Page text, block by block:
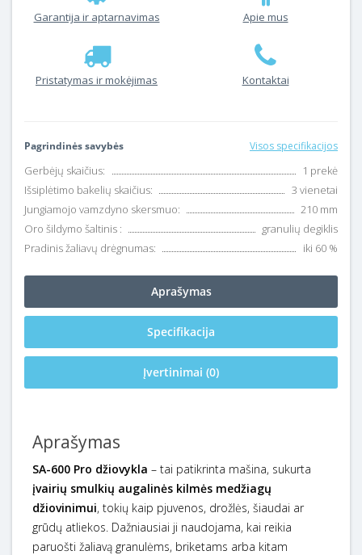
Garantija ir aptarnavimas Apie mus
Pristatymas ir mokėjimas Kontaktai
Pagrindinės savybės Visos specifikacijos
Gerbėjų skaičius:
1 prekė
Išsiplėtimo bakelių skaičius:
3 vienetai
Jungiamojo vamzdyno skersmuo:
210 mm
Oro šildymo šaltinis :
granulių degiklis
Pradinis žaliavų drėgnumas:
iki 60 %
Aprašymas
Specifikacija
Įvertinimai (0)
Aprašymas
SA-600 Pro džiovykla – tai patikrinta mašina, sukurta
įvairių smulkių augalinės kilmės medžiagų
džiovinimui, tokių kaip pjuvenos, drožlės, šiaudai ar
grūdų atliekos. Dažniausiai ji naudojama, kai reikia
paruošti žaliavą granulėms, briketams arba kitam